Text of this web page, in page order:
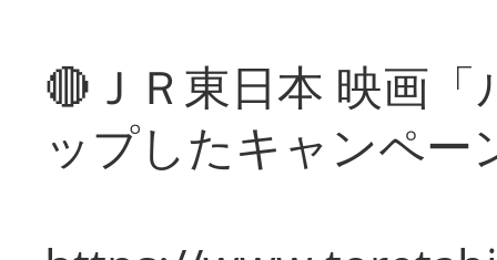
🔴ＪＲ東日本 映画
ップしたキャンペー